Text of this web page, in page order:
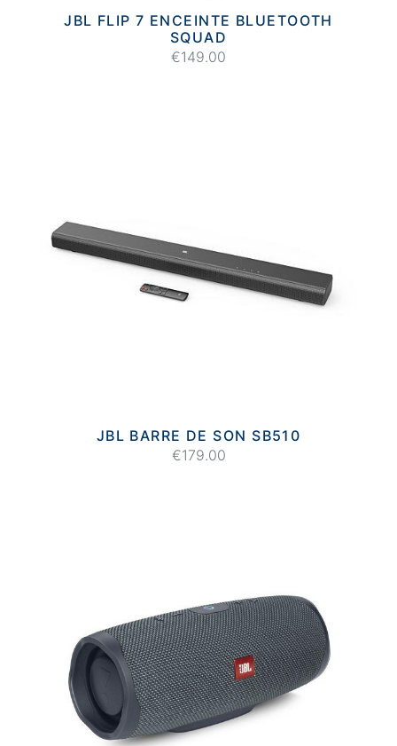
JBL FLIP 7 ENCEINTE BLUETOOTH
SQUAD
€149.00
JBL BARRE DE SON SB510
€179.00